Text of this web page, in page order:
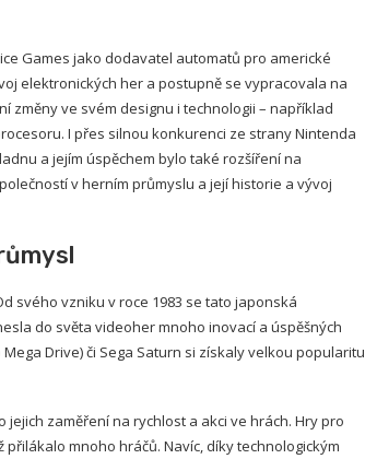
Games jako dodavatel automatů pro americké
elektronických her a postupně se vypracovala na
změny ve svém designu i technologii – například
I přes silnou konkurenci ze strany Nintenda
a jejím úspěchem bylo také rozšíření na
v herním průmyslu a její historie a vývoj
svého vzniku v roce 1983 se tato japonská
do světa videoher mnoho inovací a úspěšných
Drive) či Sega Saturn si získaly velkou popularitu
zaměření na rychlost a akci ve hrách. Hry pro
mnoho hráčů. Navíc, díky technologickým